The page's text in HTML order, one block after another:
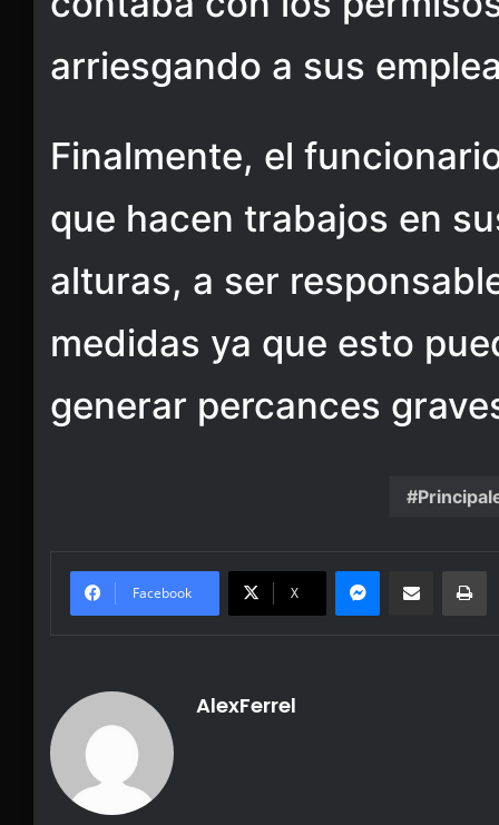
arriesgando a sus
Finalmente, el
que hacen trabajos en
alturas, a ser
medidas ya que esto
generar percances
Facebook X
Messenger
Share via Email
AlexFerrel